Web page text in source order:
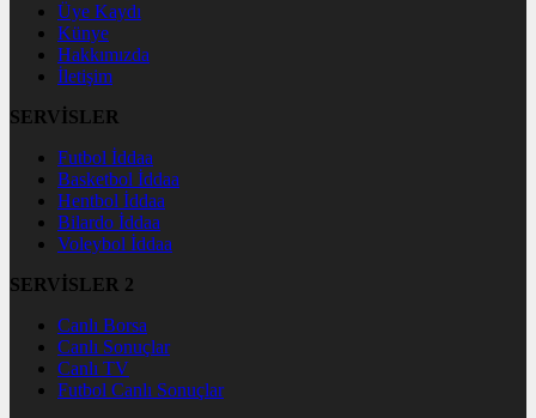
Üye Kaydı
Künye
Hakkımızda
İletişim
SERVİSLER
Futbol İddaa
Basketbol İddaa
Hentbol İddaa
Bilardo İddaa
Voleybol İddaa
SERVİSLER 2
Canlı Borsa
Canlı Sonuçlar
Canlı TV
Futbol Canlı Sonuçlar